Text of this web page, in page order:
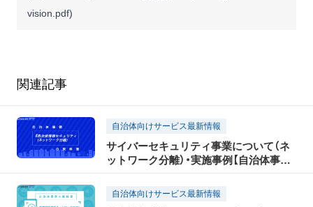
vision.pdf)
関連記事
自治体向けサービス最新情報
サイバーセキュリティ事業について（ネ
ットワーク分離）・実施事例【自治体事例
自治体向けサービス最新情報